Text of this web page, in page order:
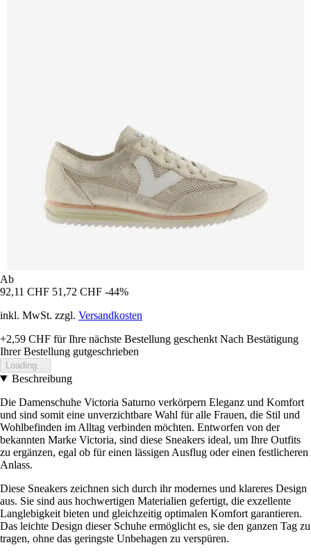
Ab
92,11 CHF 51,72 CHF -44%
inkl. MwSt. zzgl. Versandkosten
+2,59 CHF für Ihre nächste Bestellung geschenkt Nach Bestätigung
Ihrer Bestellung gutgeschrieben
Loading...
Beschreibung
Die Damenschuhe Victoria Saturno verkörpern Eleganz und Komfort
und sind somit eine unverzichtbare Wahl für alle Frauen, die Stil und
Wohlbefinden im Alltag verbinden möchten. Entworfen von der
bekannten Marke Victoria, sind diese Sneakers ideal, um Ihre Outfits
zu ergänzen, egal ob für einen lässigen Ausflug oder einen festlicheren
Anlass.
Diese Sneakers zeichnen sich durch ihr modernes und klareres Design
aus. Sie sind aus hochwertigen Materialien gefertigt, die exzellente
Langlebigkeit bieten und gleichzeitig optimalen Komfort garantieren.
Das leichte Design dieser Schuhe ermöglicht es, sie den ganzen Tag zu
tragen, ohne das geringste Unbehagen zu verspüren.